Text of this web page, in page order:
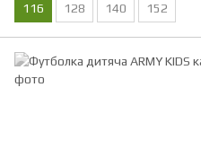
116 128 140 152